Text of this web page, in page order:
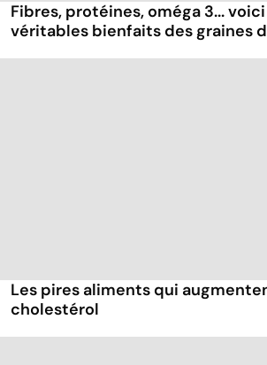
Fibres, protéines, oméga 3...
véritables bienfaits des graines
Les pires aliments qui
cholestérol